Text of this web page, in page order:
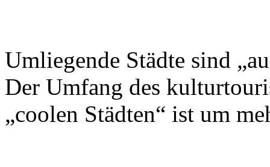
Umliegende Städte sind
Der Umfang des
„coolen Städten“ ist um